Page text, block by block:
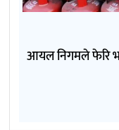
आयल निगमले फेरि